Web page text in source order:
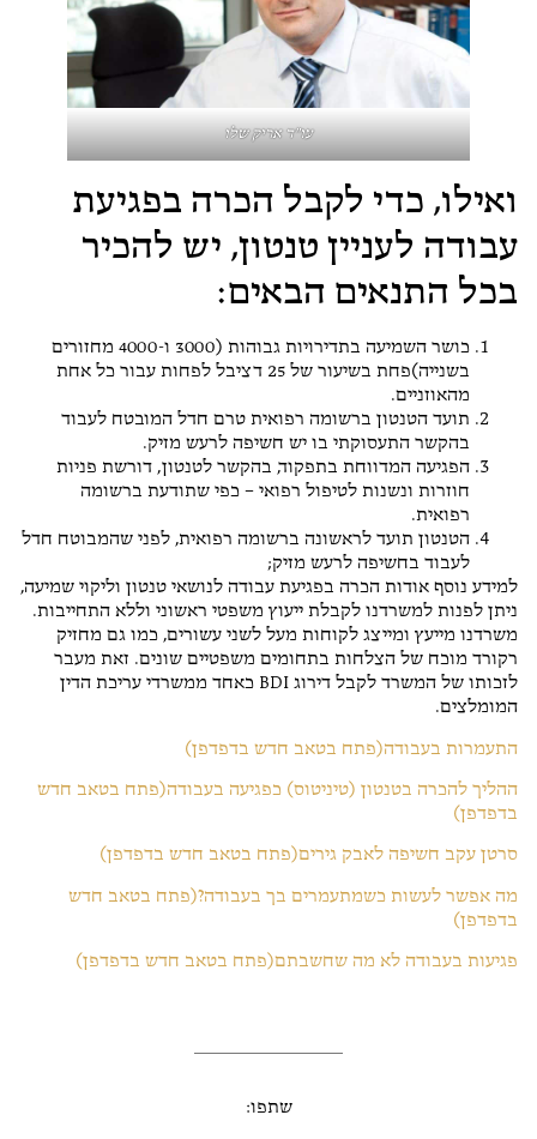
עו"ד אריק שלו
ואילו, כדי לקבל הכרה בפגיעת
עבודה לעניין טנטון, יש להכיר
בכל התנאים הבאים:
כושר השמיעה בתדירויות גבוהות (3000 ו-4000 מחזורים
בשנייה)פחת בשיעור של 25 דציבל לפחות עבור כל אחת
מהאוזניים.
תועד הטנטון ברשומה רפואית טרם חדל המובטח לעבוד
בהקשר התעסוקתי בו יש חשיפה לרעש מזיק.
הפגיעה המדווחת בתפקוד, בהקשר לטנטון, דורשת פניות
חוזרות ונשנות לטיפול רפואי – כפי שתודעת ברשומה
רפואית.
הטנטון תועד לראשונה ברשומה רפואית, לפני שהמבוטח חדל
לעבוד בחשיפה לרעש מזיק;
למידע נוסף אודות הכרה בפגיעת עבודה לנושאי טנטון וליקוי שמיעה,
ניתן לפנות למשרדנו לקבלת ייעוץ משפטי ראשוני וללא התחייבות.
משרדנו מייעץ ומייצג לקוחות מעל לשני עשורים, כמו גם מחזיק
רקורד מוכח של הצלחות בתחומים משפטיים שונים. זאת מעבר
לזכותו של המשרד לקבל דירוג BDI כאחד ממשרדי עריכת הדין
המומלצים.
התעמרות בעבודה(פתח בטאב חדש בדפדפן)
ההליך להכרה בטנטון (טיניטוס) כפגיעה בעבודה(פתח בטאב חדש
בדפדפן)
סרטן עקב חשיפה לאבק גירים(פתח בטאב חדש בדפדפן)
מה אפשר לעשות כשמתעמרים בך בעבודה?(פתח בטאב חדש
בדפדפן)
פגיעות בעבודה לא מה שחשבתם(פתח בטאב חדש בדפדפן)
שתפו: